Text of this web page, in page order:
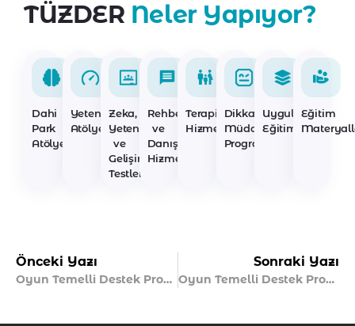
TÜZDER Neler Yapıyor?
Dahi
Park
Atölyeleri
Yetenek
Atölyeleri
Zeka,
Yetenek
ve
Gelişim
Testleri
Rehberlik
ve
Danışmanlık
Hizmetleri
Terapi
Hizmetleri
Dikkat
Müdahale
Programları
Uygulayıcı
Eğitimleri
Eğitim
Önceki Yazı
Oyun Temelli Destek Programıne Ne Zaman Başlanmalı?
Sonraki Yazı
Oyun Temelli Destek Programınin Süreci ve Süresi